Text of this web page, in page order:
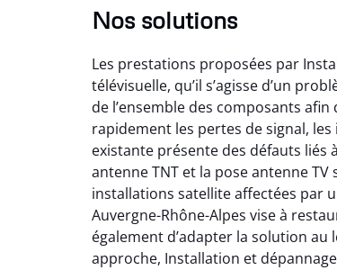
Nos solutions
Les prestations proposées par
télévisuelle, qu’il s’agisse d’un
de l’ensemble des composants
rapidement les pertes de signal,
existante présente des défauts liés
antenne TNT et la pose antenne
installations satellite affectées par
Auvergne-Rhône-Alpes vise à
également d’adapter la solution
approche, Installation et